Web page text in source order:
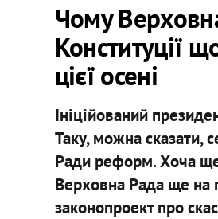
Чому
Конституції
цієї осені
Ініційований
Таку, можна сказати,
Ради реформ. Хоча
Верховна Рада ще на
законопроект про